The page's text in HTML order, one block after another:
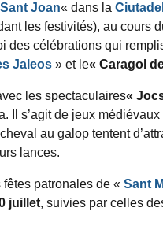
Sant Joan« dans la
les festivités), au cours
des célébrations qui
Jaleos » et le« Caragol
les spectaculaires«
Il s’agit de jeux
au galop tentent
lances.
patronales de « Sant
juillet, suivies par celles